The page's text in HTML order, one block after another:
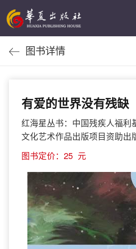
图书详情
有爱的世界没有残缺
红海星丛书：中国残疾人福利
文化艺术作品出版项目资助出
图书定价：25 元